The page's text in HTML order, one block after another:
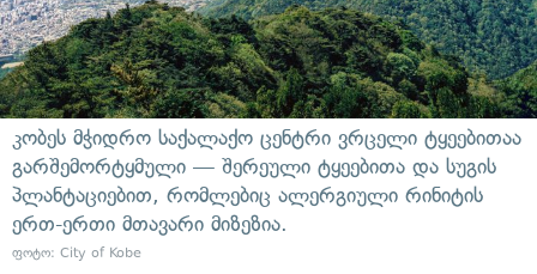
კობეს მჭიდრო საქალაქო ცენტრი ვრცელი ტყეებითაა
გარშემორტყმული — შერეული ტყეებითა და სუგის
პლანტაციებით, რომლებიც ალერგიული რინიტის
ერთ-ერთი მთავარი მიზეზია.
ფოტო: City of Kobe